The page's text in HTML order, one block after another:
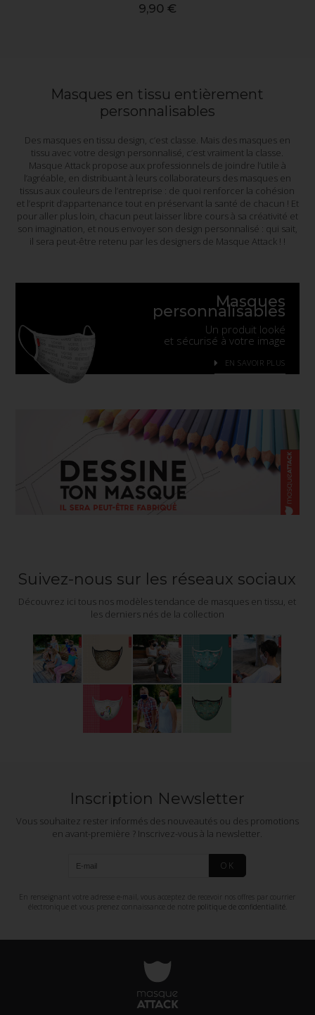
9,90 €
Masques en tissu entièrement
personnalisables
Des masques en tissu design, c’est classe. Mais des masques en
tissu avec votre design personnalisé, c’est vraiment la classe.
Masque Attack propose aux professionnels de joindre l’utile à
l’agréable, en distribuant à leurs collaborateurs des masques en
tissus aux couleurs de l’entreprise : de quoi renforcer la cohésion
et l’esprit d’appartenance tout en préservant la santé de chacun ! Et
pour aller plus loin, chacun peut laisser libre cours à sa créativité et
son imagination, et nous envoyer son design personnalisé : qui sait,
il sera peut-être retenu par les designers de Masque Attack ! !
Masques
personnalisables
Un produit looké
et sécurisé à votre image
EN SAVOIR PLUS
Suivez-nous sur les réseaux sociaux
Découvrez ici tous nos modèles tendance de masques en tissu, et
les derniers nés de la collection
Inscription Newsletter
Vous souhaitez rester informés des nouveautés ou des promotions
en avant-première ? Inscrivez-vous à la newsletter.
OK
En renseignant votre adresse e-mail, vous acceptez de recevoir nos offres par courrier
électronique et vous prenez connaissance de notre politique de confidentialité.